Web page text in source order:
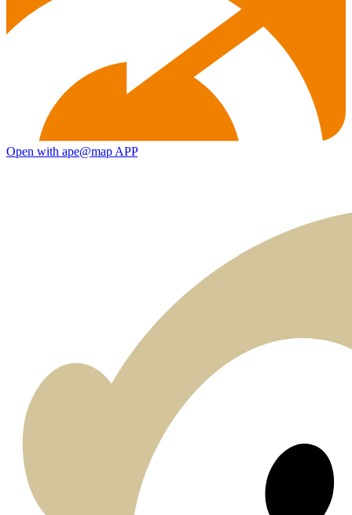
Open with ape@map APP